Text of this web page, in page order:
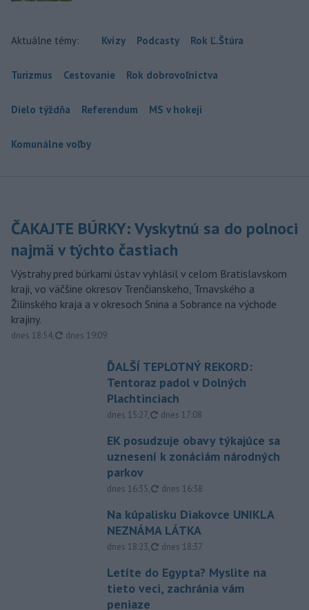
Aktuálne témy: Kvízy Podcasty Rok Ľ.Štúra
Turizmus Cestovanie Rok dobrovoľníctva
Dielo týždňa Referendum MS v hokeji
Komunálne voľby
ČAKAJTE BÚRKY: Vyskytnú sa do polnoci
najmä v týchto častiach
Výstrahy pred búrkami ústav vyhlásil v celom Bratislavskom
kraji, vo väčšine okresov Trenčianskeho, Trnavského a
Žilinského kraja a v okresoch Snina a Sobrance na východe
krajiny.
dnes 18:54, aktualizované
dnes 19:09
ĎALŠÍ TEPLOTNÝ REKORD:
Tentoraz padol v Dolných
Plachtinciach
dnes 15:27, aktualizované
dnes 17:08
EK posudzuje obavy týkajúce sa
uznesení k zonáciám národných
parkov
dnes 16:35, aktualizované
dnes 16:38
Na kúpalisku Diakovce UNIKLA
NEZNÁMA LÁTKA
dnes 18:23, aktualizované
dnes 18:37
Letíte do Egypta? Myslite na
tieto veci, zachránia vám
peniaze